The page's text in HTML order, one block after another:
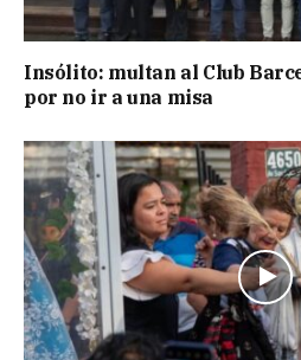
Insólito: multan al Club
por no ir a una misa